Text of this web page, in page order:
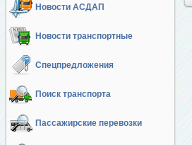
Новости АСДАП
Новости транспортные
Спецпредложения
Поиск транспорта
Пассажирские перевозки